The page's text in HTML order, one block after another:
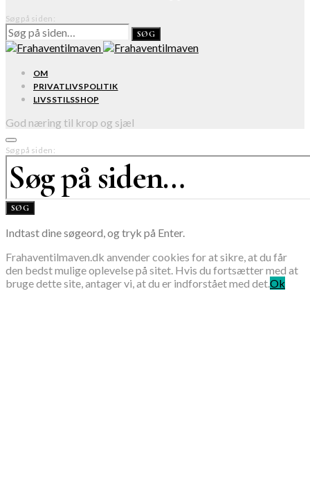
Søg på siden:
SØG
OM
PRIVATLIVSPOLITIK
LIVSSTILSSHOP
God næring til krop og sjæl
Søg på siden:
SØG
Indtast dine søgeord, og tryk på Enter.
Frahaventilmaven.dk anvender cookies for at sikre, at du får
den bedst mulige oplevelse på sitet. Hvis du fortsætter med at
bruge dette site, antager vi, at du er indforstået med det.Ok